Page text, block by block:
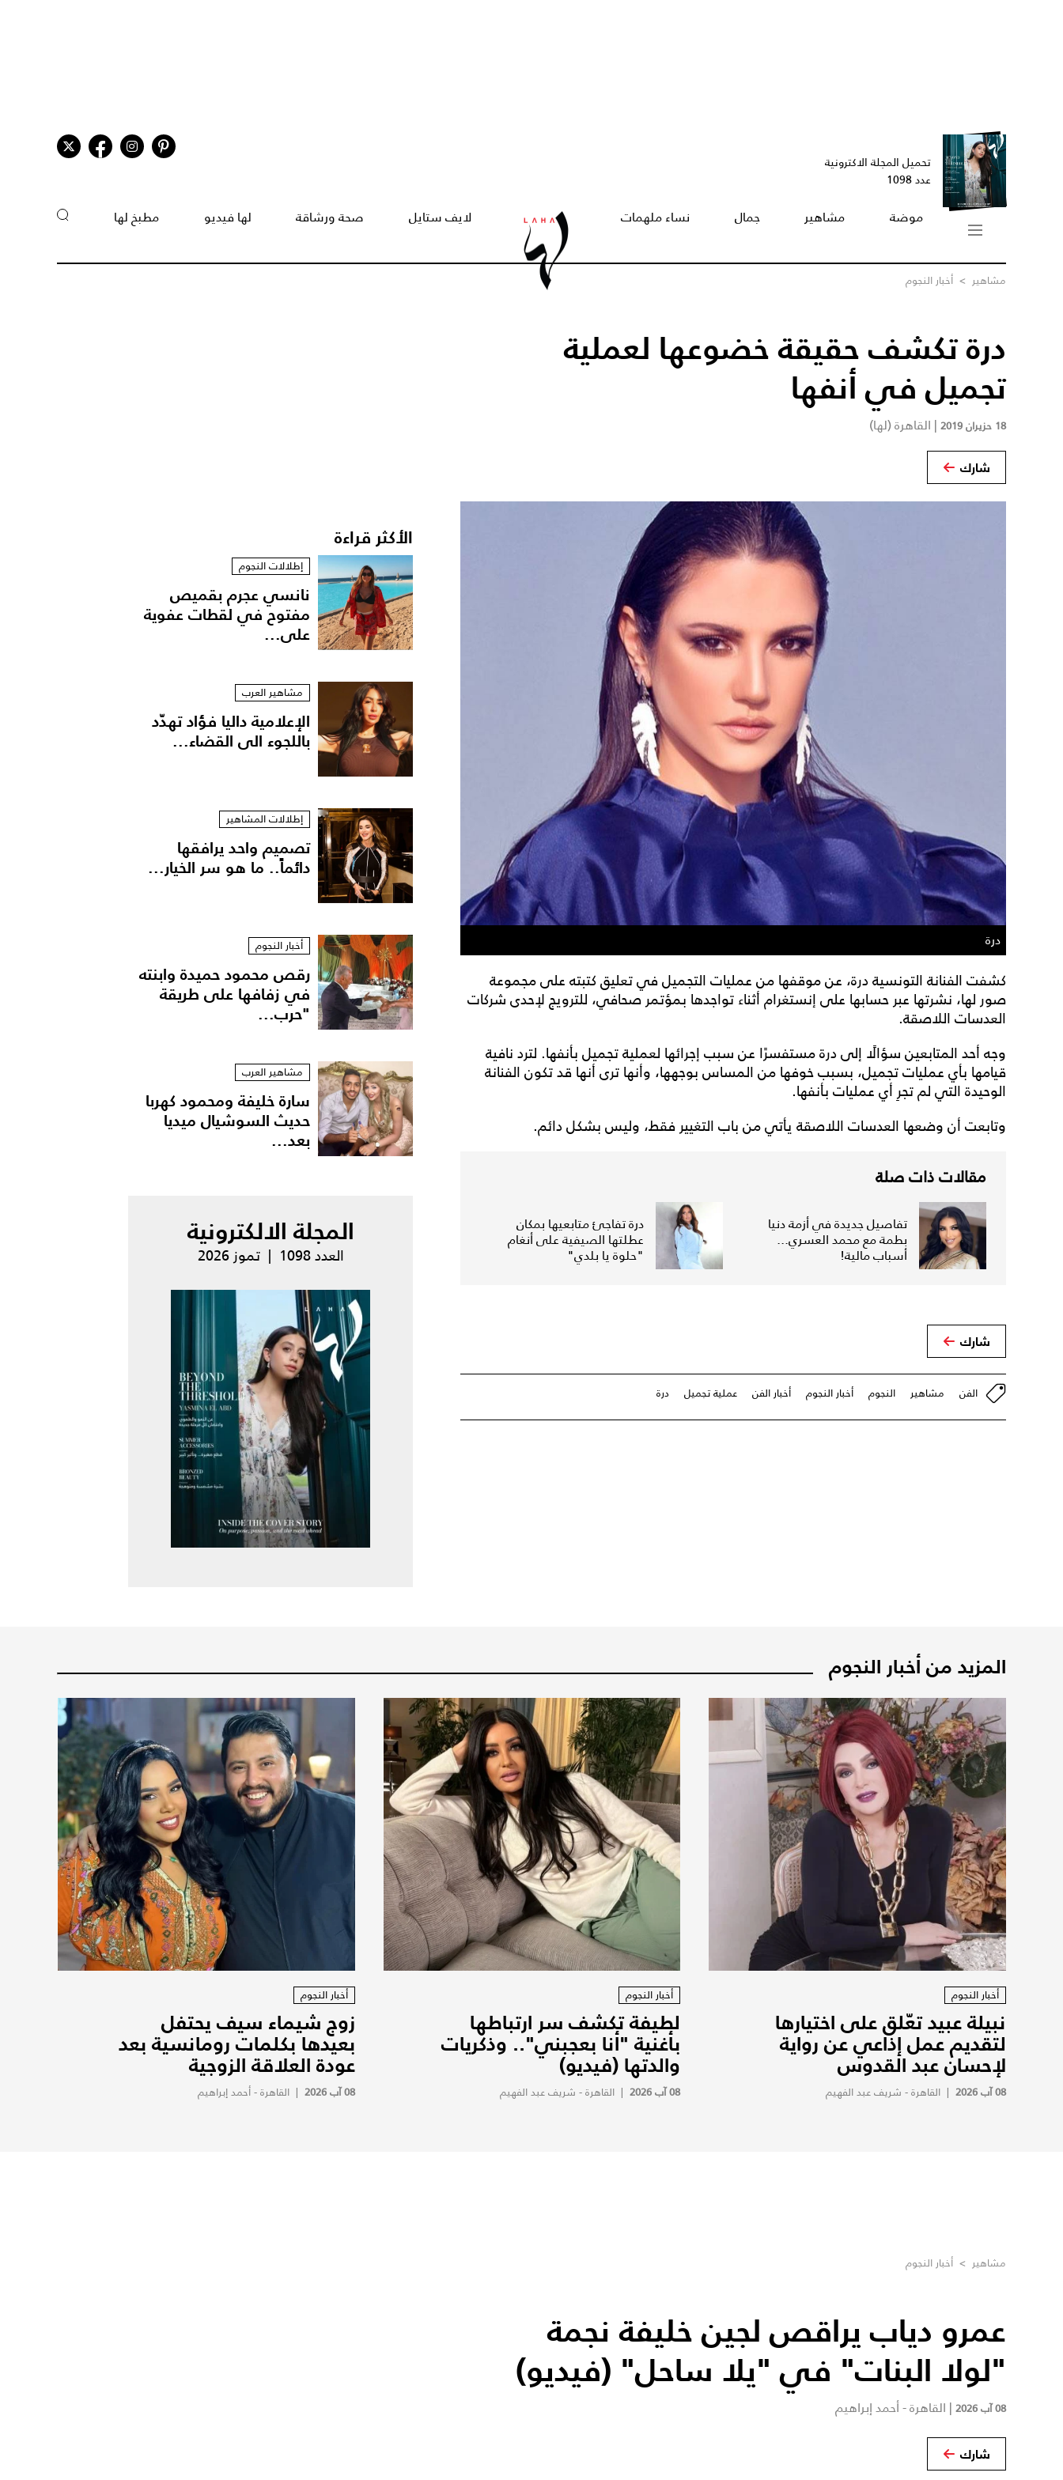
تحميل المجلة الاكترونية
عدد 1098
موضة مشاهير جمال نساء ملهمات لايف ستايل صحة ورشاقة لها فيديو مطبخ لها
مشاهير > أخبار النجوم
درة تكشف حقيقة خضوعها لعملية
تجميل في أنفها
18 حزيران 2019 | القاهرة (لها)
شارك
درة
كشفت الفنانة التونسية درة، عن موقفها من عمليات التجميل في تعليق كتبته على مجموعة
صور لها، نشرتها عبر حسابها على إنستغرام أثناء تواجدها بمؤتمر صحافي، للترويج لإحدى شركات
العدسات اللاصقة.
وجه أحد المتابعين سؤالًا إلى درة مستفسرًا عن سبب إجرائها لعملية تجميل بأنفها. لترد نافية
قيامها بأي عمليات تجميل، بسبب خوفها من المساس بوجهها، وأنها ترى أنها قد تكون الفنانة
الوحيدة التي لم تجرِ أي عمليات بأنفها.
وتابعت أن وضعها العدسات اللاصقة يأتي من باب التغيير فقط، وليس بشكل دائم.
مقالات ذات صلة
تفاصيل جديدة في أزمة دنيا
بطمة مع محمد العسري...
أسباب مالية!
درة تفاجئ متابعيها بمكان
عطلتها الصيفية على أنغام
"حلوة يا بلدي"
شارك
الفن مشاهير النجوم أخبار النجوم أخبار الفن عملية تجميل درة
الأكثر قراءة
إطلالات النجوم
نانسي عجرم بقميص
مفتوح في لقطات عفوية
على...
مشاهير العرب
الإعلامية داليا فؤاد تهدّد
باللجوء الى القضاء...
إطلالات المشاهير
تصميم واحد يرافقها
دائماً.. ما هو سر الخيار...
أخبار النجوم
رقص محمود حميدة وابنته
في زفافها على طريقة
"حرب...
مشاهير العرب
سارة خليفة ومحمود كهربا
حديث السوشيال ميديا
بعد...
المجلة الالكترونية
العدد 1098 | تموز 2026
المزيد من أخبار النجوم
أخبار النجوم
نبيلة عبيد تعّلق على اختيارها
لتقديم عمل إذاعي عن رواية
لإحسان عبد القدوس
08 آب 2026 | القاهرة - شريف عبد الفهيم
أخبار النجوم
لطيفة تكشف سر ارتباطها
بأغنية "أنا بعجبني".. وذكريات
والدتها (فيديو)
08 آب 2026 | القاهرة - شريف عبد الفهيم
أخبار النجوم
زوج شيماء سيف يحتفل
بعيدها بكلمات رومانسية بعد
عودة العلاقة الزوجية
08 آب 2026 |القاهرة - أحمد إبراهيم
مشاهير > أخبار النجوم
عمرو دياب يراقص لجين خليفة نجمة
"لولا البنات" في "يلا ساحل" (فيديو)
08 آب 2026 | القاهرة - أحمد إبراهيم
شارك